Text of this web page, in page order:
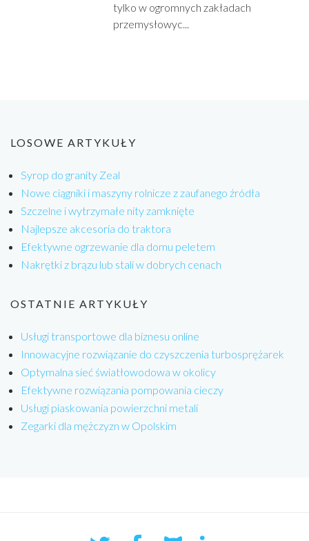
tylko w ogromnych zakładach
przemysłowyc...
LOSOWE ARTYKUŁY
Syrop do granity Zeal
Nowe ciągniki i maszyny rolnicze z zaufanego źródła
Szczelne i wytrzymałe nity zamknięte
Najlepsze akcesoria do traktora
Efektywne ogrzewanie dla domu peletem
Nakrętki z brązu lub stali w dobrych cenach
OSTATNIE ARTYKUŁY
Usługi transportowe dla biznesu online
Innowacyjne rozwiązanie do czyszczenia turbosprężarek
Optymalna sieć światłowodowa w okolicy
Efektywne rozwiązania pompowania cieczy
Usługi piaskowania powierzchni metali
Zegarki dla mężczyzn w Opolskim